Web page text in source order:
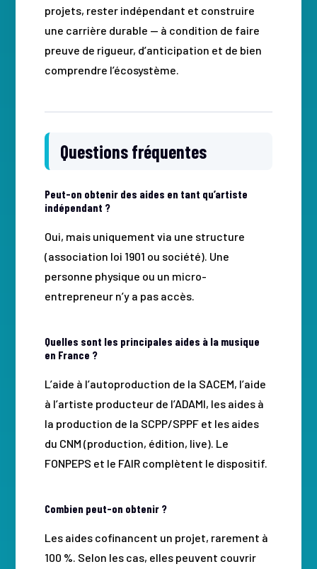
projets, rester indépendant et construire
une carrière durable — à condition de faire
preuve de rigueur, d’anticipation et de bien
comprendre l’écosystème.
Questions fréquentes
Peut-on obtenir des aides en tant qu’artiste
indépendant ?
Oui, mais uniquement via une structure
(association loi 1901 ou société). Une
personne physique ou un micro-
entrepreneur n’y a pas accès.
Quelles sont les principales aides à la musique
en France ?
L’aide à l’autoproduction de la SACEM, l’aide
à l’artiste producteur de l’ADAMI, les aides à
la production de la SCPP/SPPF et les aides
du CNM (production, édition, live). Le
FONPEPS et le FAIR complètent le dispositif.
Combien peut-on obtenir ?
Les aides cofinancent un projet, rarement à
100 %. Selon les cas, elles peuvent couvrir